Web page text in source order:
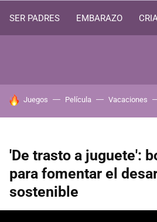
SER PADRES EMBARAZO
HOY SE HABLA DE
Juegos Película Vacaciones
'De trasto a juguete':
para fomentar el
sostenible